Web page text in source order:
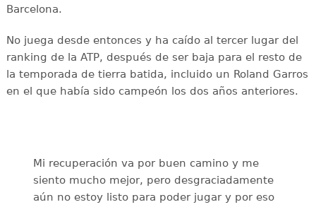
Barcelona.
No juega desde entonces y ha caído al tercer lugar del
ranking de la ATP, después de ser baja para el resto de
la temporada de tierra batida, incluido un Roland Garros
en el que había sido campeón los dos años anteriores.
Mi recuperación va por buen camino y me
siento mucho mejor, pero desgraciadamente
aún no estoy listo para poder jugar y por eso